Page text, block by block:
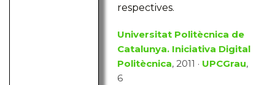
respectives.
Universitat Politècnica de
Catalunya. Iniciativa Digital
Politècnica, 2011 · UPCGrau,
6